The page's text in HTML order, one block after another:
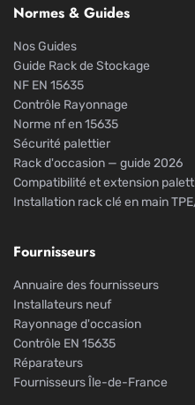
Normes & Guides
Nos Guides
Guide Rack de Stockage
NF EN 15635
Contrôle Rayonnage
Norme nf en 15635
Sécurité palettier
Rack d'occasion — guide 2026
Compatibilité et extension
Installation rack clé en main
Fournisseurs
Annuaire des fournisseurs
Installateurs neuf
Rayonnage d'occasion
Contrôle EN 15635
Réparateurs
Fournisseurs Île-de-France